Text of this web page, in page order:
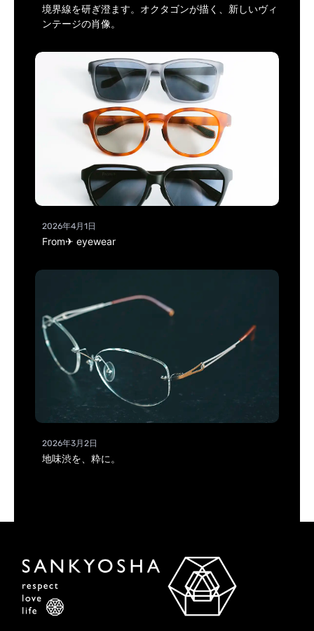
境界線を研ぎ澄ます。オクタゴンが描く、新しいヴィ
ンテージの肖像。
2026年4月1日
From✈ eyewear
2026年3月2日
地味渋を、粋に。